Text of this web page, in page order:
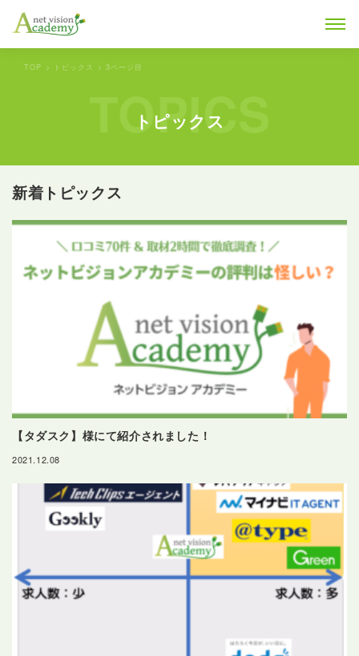
TOP トピックス 3ページ目
TOPICS
トピックス
新着トピックス
【タダスク】様にて紹介されました！
2021.12.08